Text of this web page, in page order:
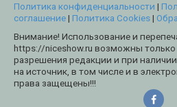
Политика конфиденциальности |
соглашение| Политика Cookies|
Внимание! Использование и
https://niceshow.ru возможны только
разрешения редакции и при
на источник, в том числе и в
права защещены!!!